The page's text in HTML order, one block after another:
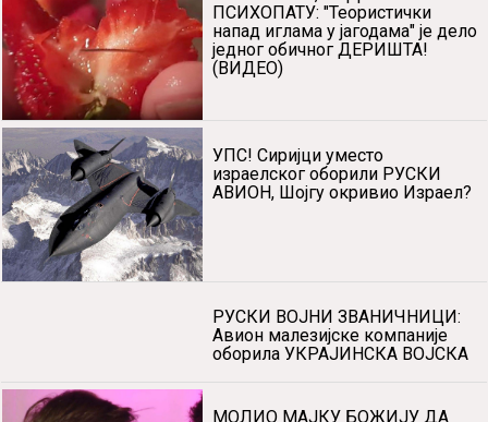
ПСИХОПАТУ: "Теористички
напад иглама у јагодама" је дело
једног обичног ДЕРИШТА!
(ВИДЕО)
УПС! Сиријци уместо
израелског оборили РУСКИ
АВИОН, Шојгу окривио Израел?
РУСКИ ВОЈНИ ЗВАНИЧНИЦИ:
Авион малезијске компаније
оборила УКРАЈИНСКА ВОЈСКА
МОЛИО МАЈКУ БОЖИЈУ ДА